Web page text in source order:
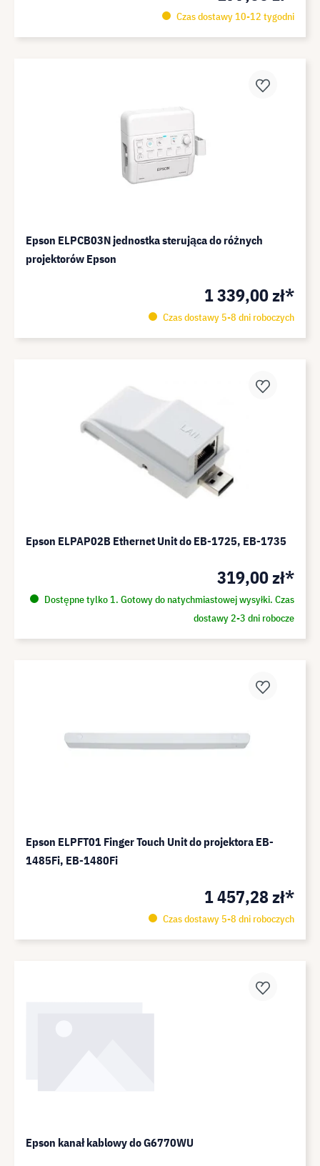
Czas dostawy 10-12 tygodni
Epson ELPCB03N jednostka sterująca do różnych
projektorów Epson
1 339,00 zł*
Czas dostawy 5-8 dni roboczych
Epson ELPAP02B Ethernet Unit do EB-1725, EB-1735
319,00 zł*
Dostępne tylko 1. Gotowy do natychmiastowej wysyłki. Czas
dostawy 2-3 dni robocze
Epson ELPFT01 Finger Touch Unit do projektora EB-
1485Fi, EB-1480Fi
1 457,28 zł*
Czas dostawy 5-8 dni roboczych
Epson kanał kablowy do G6770WU